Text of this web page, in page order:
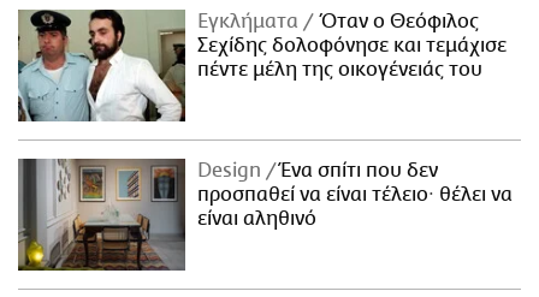
Εγκλήματα
Όταν ο Θεόφιλος
Σεχίδης δολοφόνησε και τεμάχισε
πέντε μέλη της οικογένειάς του
Design
Ένα σπίτι που δεν
προσπαθεί να είναι τέλειο· θέλει να
είναι αληθινό